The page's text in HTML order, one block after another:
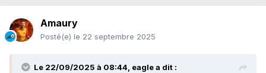
Amaury
Posté(e) le 22 septembre 2025
Le 22/09/2025 à 08:44, eaglea dit :